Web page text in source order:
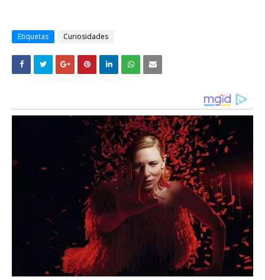
Etiquetas Curiosidades